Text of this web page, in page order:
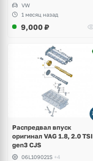
VW
1 месяц назад
9,000 ₽
Распредвал впуск
оригинал VAG 1.8, 2.0 TSI
gen3 CJS
06L109021S +4
2 фото